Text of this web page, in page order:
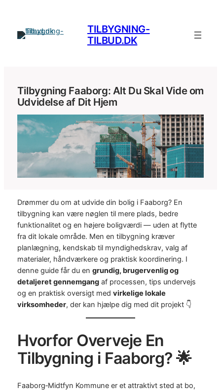
indhold
TILBYGNING-
TILBUD.DK
Tilbygning Faaborg: Alt Du Skal Vide om
Udvidelse af Dit Hjem
Drømmer du om at udvide din bolig i Faaborg? En
tilbygning kan være nøglen til mere plads, bedre
funktionalitet og en højere boligværdi — uden at flytte
fra dit lokale område. Men en tilbygning kræver
planlægning, kendskab til myndighedskrav, valg af
materialer, håndværkere og praktisk koordinering. I
denne guide får du en grundig, brugervenlig og
detaljeret gennemgangaf processen, tips undervejs
og en praktisk oversigt med virkelige lokale
virksomheder, der kan hjælpe dig med dit projekt 👇
Hvorfor Overveje En
Tilbygning i Faaborg? 🌟
Faaborg‑Midtfyn Kommune er et attraktivt sted at bo,